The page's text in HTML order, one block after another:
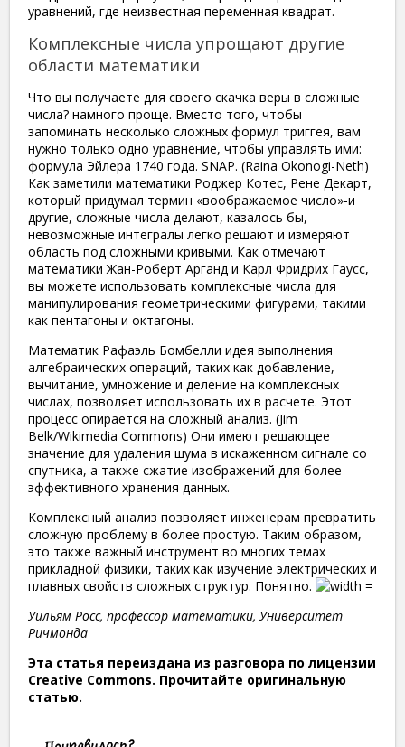
уравнений, где неизвестная переменная квадрат.
Комплексные числа упрощают другие
области математики
Что вы получаете для своего скачка веры в сложные
числа? намного проще. Вместо того, чтобы
запоминать несколько сложных формул триггея, вам
нужно только одно уравнение, чтобы управлять ими:
формула Эйлера 1740 года. SNAP. (Raina Okonogi-Neth)
Как заметили математики Роджер Котес, Рене Декарт,
который придумал термин «воображаемое число»-и
другие, сложные числа делают, казалось бы,
невозможные интегралы легко решают и измеряют
область под сложными кривыми. Как отмечают
математики Жан-Роберт Арганд и Карл Фридрих Гаусс,
вы можете использовать комплексные числа для
манипулирования геометрическими фигурами, такими
как пентагоны и октагоны.
Математик Рафаэль Бомбелли идея выполнения
алгебраических операций, таких как добавление,
вычитание, умножение и деление на комплексных
числах, позволяет использовать их в расчете. Этот
процесс опирается на сложный анализ. (Jim
Belk/Wikimedia Commons) Они имеют решающее
значение для удаления шума в искаженном сигнале со
спутника, а также сжатие изображений для более
эффективного хранения данных.
Комплексный анализ позволяет инженерам превратить
сложную проблему в более простую. Таким образом,
это также важный инструмент во многих темах
прикладной физики, таких как изучение электрических и
плавных свойств сложных структур. Понятно.
Уильям Росс, профессор математики, Университет
Ричмонда
Эта статья переиздана из разговора по лицензии
Creative Commons. Прочитайте оригинальную
статью.